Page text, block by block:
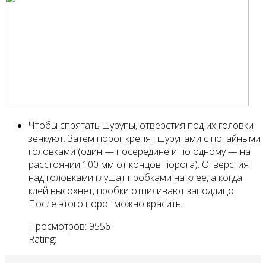
Чтобы спрятать шурупы, отверстия под их головки
зенкуют. Затем порог крепят шурупами с потайными
головками (один — посередине и по одному — на
расстоянии 100 мм от концов порога). Отверстия
над головками глушат пробками на клее, а когда
клей высохнет, пробки отпиливают заподлицо.
После этого порог можно красить.
Просмотров: 9556
Rating: